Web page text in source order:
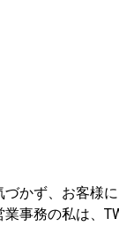
かず、お客様
事務の私は、